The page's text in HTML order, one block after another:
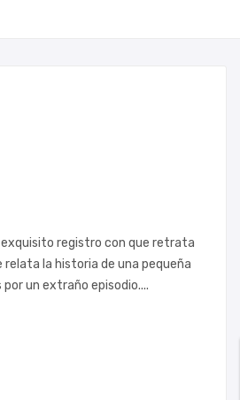
registro con que retrata
la historia de una pequeña
un extraño episodio....